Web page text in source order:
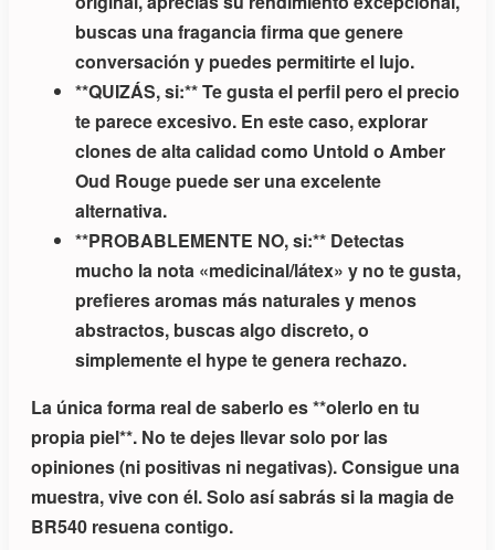
buscas una fragancia firma que genere
conversación y puedes permitirte el lujo.
**QUIZÁS, si:** Te gusta el perfil pero el precio
te parece excesivo. En este caso, explorar
clones de alta calidad como Untold o Amber
Oud Rouge puede ser una excelente
alternativa.
**PROBABLEMENTE NO, si:** Detectas
mucho la nota «medicinal/látex» y no te gusta,
prefieres aromas más naturales y menos
abstractos, buscas algo discreto, o
simplemente el hype te genera rechazo.
La única forma real de saberlo es **olerlo en tu
propia piel**. No te dejes llevar solo por las
opiniones (ni positivas ni negativas). Consigue una
muestra, vive con él. Solo así sabrás si la magia de
BR540 resuena contigo.